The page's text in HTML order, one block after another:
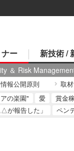
ー
＆ Risk
新技術 /
情報公開原則 取
の楽園" 愛 賞金
が報告した」
ペン